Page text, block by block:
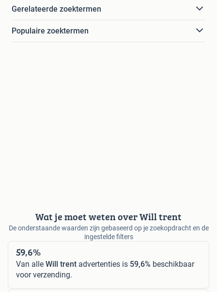
Gerelateerde zoektermen
Populaire zoektermen
Wat je moet weten over Will trent
De onderstaande waarden zijn gebaseerd op je zoekopdracht en de
ingestelde filters
59,6%
Van alle Will trent advertenties is 59,6% beschikbaar
voor verzending.